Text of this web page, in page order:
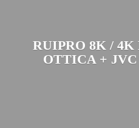
RUIPRO 8K /
OTTICA +